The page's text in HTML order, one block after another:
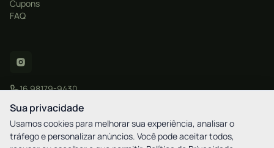
Cupons
FAQ
16 98179-9430
Sua privacidade
Usamos cookies para melhorar sua experiência, analisar o
tráfego e personalizar anúncios. Você pode aceitar todos,